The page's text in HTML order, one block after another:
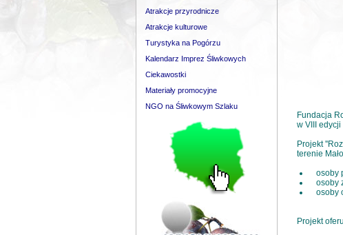
Atrakcje przyrodnicze
Atrakcje kulturowe
Turystyka na Pogórzu
Kalendarz Imprez Śliwkowych
Ciekawostki
Materiały promocyjne
NGO na Śliwkowym Szlaku
Fundacja
w VIII edycji
Projekt
terenie
osoby
osoby
osoby
Projekt